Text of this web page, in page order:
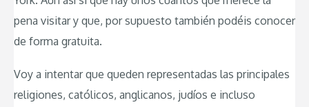
pena visitar y que, por supuesto también podéis conocer
de forma gratuita.
Voy a intentar que queden representadas las principales
religiones, católicos, anglicanos, judíos e incluso